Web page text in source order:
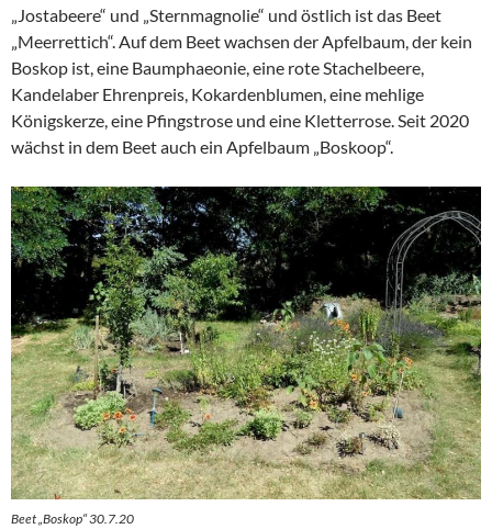
„Jostabeere“ und „Sternmagnolie“ und östlich ist das Beet
„Meerrettich“. Auf dem Beet wachsen der Apfelbaum, der kein
Boskop ist, eine Baumphaeonie, eine rote Stachelbeere,
Kandelaber Ehrenpreis, Kokardenblumen, eine mehlige
Königskerze, eine Pfingstrose und eine Kletterrose. Seit 2020
wächst in dem Beet auch ein Apfelbaum „Boskoop“.
Beet „Boskop“ 30.7.20